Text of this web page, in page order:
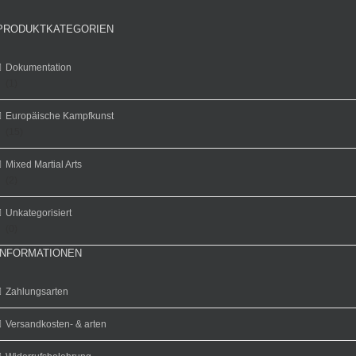
Dokumentation
Europäische Kampfkunst
Mixed Martial Arts
Unkategorisiert
Zahlungsarten
Versandkosten- & arten